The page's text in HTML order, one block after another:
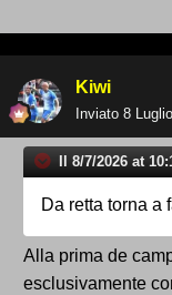
Kiwi
Inviato 8 Luglio
Il 8/7/2026 at
Da retta torna a
Alla prima de
esclusivamente